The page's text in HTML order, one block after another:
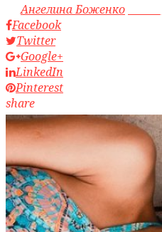
byАнгелина Боженко
Facebook
Twitter
Google+
LinkedIn
Pinterest
share